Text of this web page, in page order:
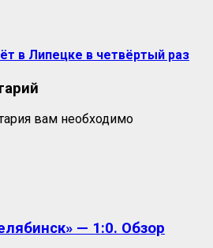
в Липецке в четвёртый раз
вам необходимо
— 1:0. Обзор